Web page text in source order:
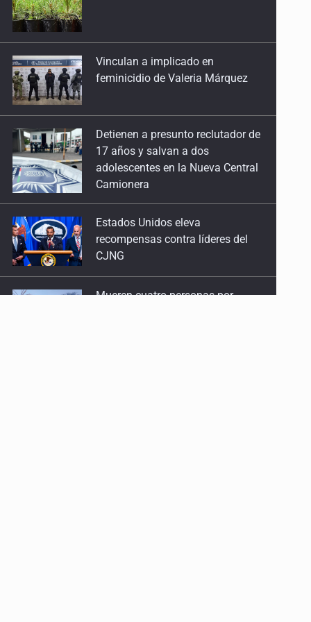
22 de Abril de 2026
15 de Abril de 2026
El Siapa no cumple ni con su ley
25 de Marzo de 2026
Un Mundial con desafíos en Jalisco
18 de Marzo de 2026
Reclutados y desaparecidos, carne de cañón
11 de Marzo de 2026
El santo de los sicarios mexicanos
4 de Marzo de 2026
Detienen a presunto reclutador de
adolescentes en la Nueva Central
Camionera
Estados Unidos eleva
recompensas contra líderes del
CJNG
Mueren cuatro personas por
volcadura en San Miguel el Alto